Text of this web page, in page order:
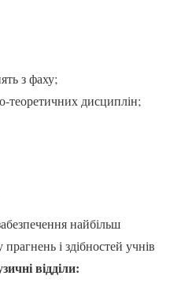
з фаху;
теоретичних дисциплін;
найбільш
і здібностей учнів
відділи: